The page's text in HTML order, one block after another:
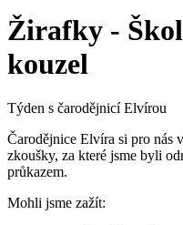
Žirafky -
kouzel
Týden s čarodějnicí Elvírou
Čarodějnice Elvíra si pro nás
zkoušky, za které jsme byli
průkazem.
Mohli jsme zažít: